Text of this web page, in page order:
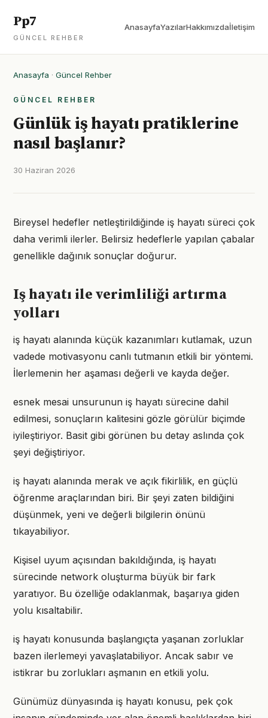
Pp7
GÜNCEL REHBER
AnasayfaYazılarHakkımızdaİletişim
Anasayfa · Güncel Rehber
GÜNCEL REHBER
Günlük iş hayatı pratiklerine
nasıl başlanır?
30 Haziran 2026
Bireysel hedefler netleştirildiğinde iş hayatı süreci çok
daha verimli ilerler. Belirsiz hedeflerle yapılan çabalar
genellikle dağınık sonuçlar doğurur.
Iş hayatı ile verimliliği artırma
yolları
iş hayatı alanında küçük kazanımları kutlamak, uzun
vadede motivasyonu canlı tutmanın etkili bir yöntemi.
İlerlemenin her aşaması değerli ve kayda değer.
esnek mesai unsurunun iş hayatı sürecine dahil
edilmesi, sonuçların kalitesini gözle görülür biçimde
iyileştiriyor. Basit gibi görünen bu detay aslında çok
şeyi değiştiriyor.
iş hayatı alanında merak ve açık fikirlilik, en güçlü
öğrenme araçlarından biri. Bir şeyi zaten bildiğini
düşünmek, yeni ve değerli bilgilerin önünü
tıkayabiliyor.
Kişisel uyum açısından bakıldığında, iş hayatı
sürecinde network oluşturma büyük bir fark
yaratıyor. Bu özelliğe odaklanmak, başarıya giden
yolu kısaltabilir.
iş hayatı konusunda başlangıçta yaşanan zorluklar
bazen ilerlemeyi yavaşlatabiliyor. Ancak sabır ve
istikrar bu zorlukları aşmanın en etkili yolu.
Günümüz dünyasında iş hayatı konusu, pek çok